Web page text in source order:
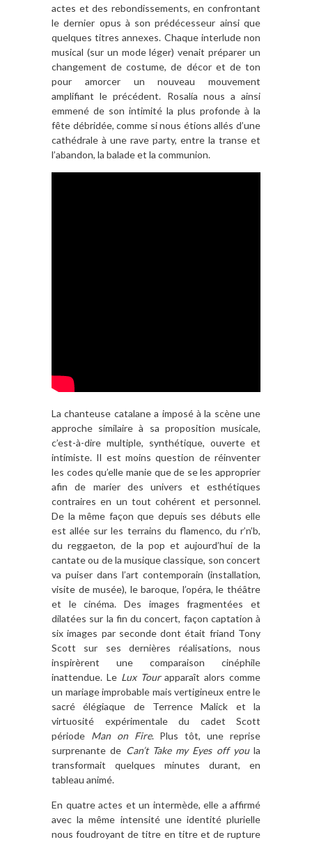
actes et des rebondissements, en confrontant
le dernier opus à son prédécesseur ainsi que
quelques titres annexes. Chaque interlude non
musical (sur un mode léger) venait préparer un
changement de costume, de décor et de ton
pour amorcer un nouveau mouvement
amplifiant le précédent. Rosalía nous a ainsi
emmené de son intimité la plus profonde à la
fête débridée, comme si nous étions allés d’une
cathédrale à une rave party, entre la transe et
l’abandon, la balade et la communion.
La chanteuse catalane a imposé à la scène une
approche similaire à sa proposition musicale,
c’est-à-dire multiple, synthétique, ouverte et
intimiste. Il est moins question de réinventer
les codes qu’elle manie que de se les approprier
afin de marier des univers et esthétiques
contraires en un tout cohérent et personnel.
De la même façon que depuis ses débuts elle
est allée sur les terrains du flamenco, du r’n’b,
du reggaeton, de la pop et aujourd’hui de la
cantate ou de la musique classique, son concert
va puiser dans l’art contemporain (installation,
visite de musée), le baroque, l’opéra, le théâtre
et le cinéma. Des images fragmentées et
dilatées sur la fin du concert, façon captation à
six images par seconde dont était friand Tony
Scott sur ses dernières réalisations, nous
inspirèrent une comparaison cinéphile
inattendue. Le Lux Tourapparaît alors comme
un mariage improbable mais vertigineux entre le
sacré élégiaque de Terrence Malick et la
virtuosité expérimentale du cadet Scott
période Man on Fire. Plus tôt, une reprise
surprenante de Can’t Take my Eyes off youla
transformait quelques minutes durant, en
tableau animé.
En quatre actes et un intermède, elle a affirmé
avec la même intensité une identité plurielle
nous foudroyant de titre en titre et de rupture